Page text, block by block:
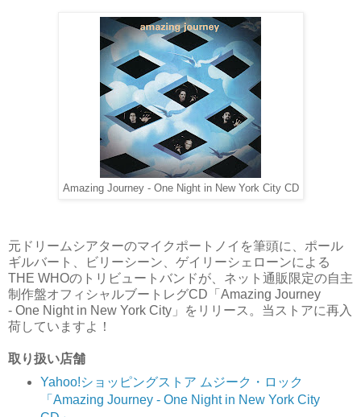
Amazing Journey - One Night in New York City CD
元ドリームシアターのマイクポートノイを筆頭に、ポール
ギルバート、ビリーシーン、ゲイリーシェローンによる
THE WHOのトリビュートバンドが、ネット通販限定の自主
制作盤オフィシャルブートレグCD「Amazing Journey
- One Night in New York City」をリリース。当ストアに再入
荷していますよ！
取り扱い店舗
Yahoo!ショッピングストア ムジーク・ロック
「Amazing Journey - One Night in New York City